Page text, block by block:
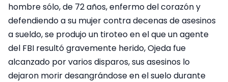
hombre sólo, de 72 años, enfermo del corazón y
defendiendo a su mujer contra decenas de asesinos
a sueldo, se produjo un tiroteo en el que un agente
del FBI resultó gravemente herido, Ojeda fue
alcanzado por varios disparos, sus asesinos lo
dejaron morir desangrándose en el suelo durante